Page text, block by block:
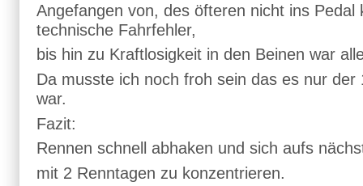
Angefangen von, des öfteren nicht ins Pedal
technische Fahrfehler,
bis hin zu Kraftlosigkeit in den Beinen war
Da musste ich noch froh sein das es nur der
war.
Fazit:
Rennen schnell abhaken und sich aufs
mit 2 Renntagen zu konzentrieren.